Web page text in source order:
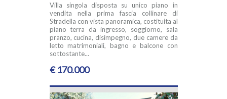
Villa singola disposta su unico piano in
vendita nella prima fascia collinare di
Stradella con vista panoramica, costituita al
piano terra da ingresso, soggiorno, sala
pranzo, cucina, disimpegno, due camere da
letto matrimoniali, bagno e balcone con
sottostante...
€ 170.000